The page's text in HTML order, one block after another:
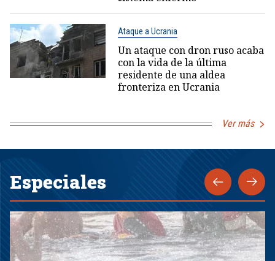
Ataque a Ucrania
Un ataque con dron ruso acaba
con la vida de la última
residente de una aldea
fronteriza en Ucrania
Ver más
Especiales